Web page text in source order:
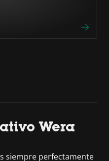
Wera
siempre perfectamente